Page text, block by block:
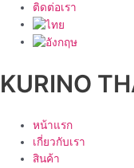
ติดต่อเรา
KURINO
หน้าแรก
เกี่ยวกับเรา
สินค้า